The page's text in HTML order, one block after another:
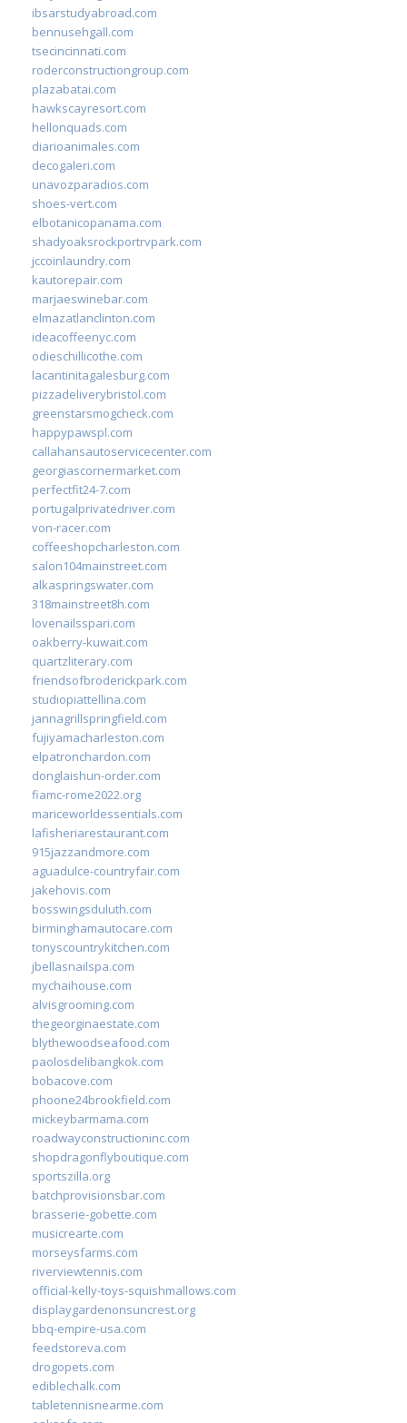
ibsarstudyabroad.com
bennusehgall.com
tsecincinnati.com
roderconstructiongroup.com
plazabatai.com
hawkscayresort.com
hellonquads.com
diarioanimales.com
decogaleri.com
unavozparadios.com
shoes-vert.com
elbotanicopanama.com
shadyoaksrockportrvpark.com
jccoinlaundry.com
kautorepair.com
marjaeswinebar.com
elmazatlanclinton.com
ideacoffeenyc.com
odieschillicothe.com
lacantinitagalesburg.com
pizzadeliverybristol.com
greenstarsmogcheck.com
happypawspl.com
callahansautoservicecenter.com
georgiascornermarket.com
perfectfit24-7.com
portugalprivatedriver.com
von-racer.com
coffeeshopcharleston.com
salon104mainstreet.com
alkaspringswater.com
318mainstreet8h.com
lovenailsspari.com
oakberry-kuwait.com
quartzliterary.com
friendsofbroderickpark.com
studiopiattellina.com
jannagrillspringfield.com
fujiyamacharleston.com
elpatronchardon.com
donglaishun-order.com
fiamc-rome2022.org
mariceworldessentials.com
lafisheriarestaurant.com
915jazzandmore.com
aguadulce-countryfair.com
jakehovis.com
bosswingsduluth.com
birminghamautocare.com
tonyscountrykitchen.com
jbellasnailspa.com
mychaihouse.com
alvisgrooming.com
thegeorginaestate.com
blythewoodseafood.com
paolosdelibangkok.com
bobacove.com
phoone24brookfield.com
mickeybarmama.com
roadwayconstructioninc.com
shopdragonflyboutique.com
sportszilla.org
batchprovisionsbar.com
brasserie-gobette.com
musicrearte.com
morseysfarms.com
riverviewtennis.com
official-kelly-toys-squishmallows.com
displaygardenonsuncrest.org
bbq-empire-usa.com
feedstoreva.com
drogopets.com
ediblechalk.com
tabletennisnearme.com